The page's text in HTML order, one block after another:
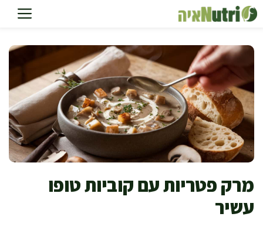
לדלג
לתוכן
מרק פטריות עם קוביות טופו
עשיר